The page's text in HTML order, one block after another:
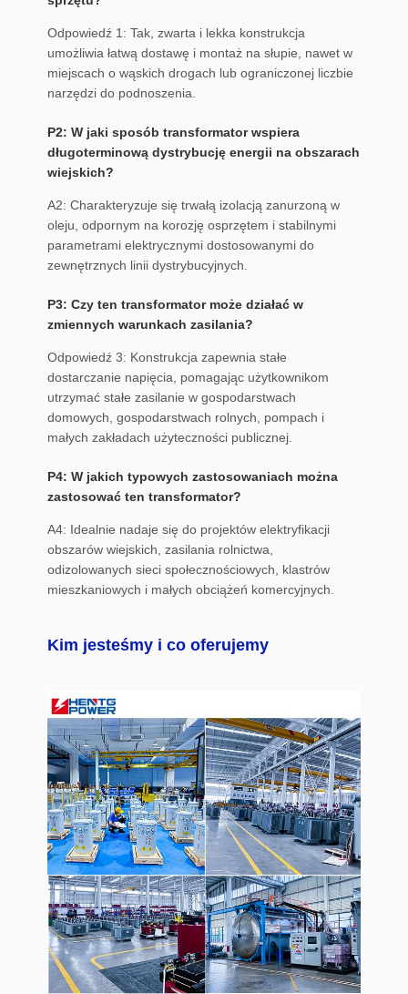
Odpowiedź 1: Tak, zwarta i lekka konstrukcja
umożliwia łatwą dostawę i montaż na słupie, nawet w
miejscach o wąskich drogach lub ograniczonej liczbie
narzędzi do podnoszenia.
P2: W jaki sposób transformator wspiera
długoterminową dystrybucję energii na obszarach
wiejskich?
A2: Charakteryzuje się trwałą izolacją zanurzoną w
oleju, odpornym na korozję osprzętem i stabilnymi
parametrami elektrycznymi dostosowanymi do
zewnętrznych linii dystrybucyjnych.
P3: Czy ten transformator może działać w
zmiennych warunkach zasilania?
Odpowiedź 3: Konstrukcja zapewnia stałe
dostarczanie napięcia, pomagając użytkownikom
utrzymać stałe zasilanie w gospodarstwach
domowych, gospodarstwach rolnych, pompach i
małych zakładach użyteczności publicznej.
P4: W jakich typowych zastosowaniach można
zastosować ten transformator?
A4: Idealnie nadaje się do projektów elektryfikacji
obszarów wiejskich, zasilania rolnictwa,
odizolowanych sieci społecznościowych, klastrów
mieszkaniowych i małych obciążeń komercyjnych.
Kim jesteśmy i co oferujemy